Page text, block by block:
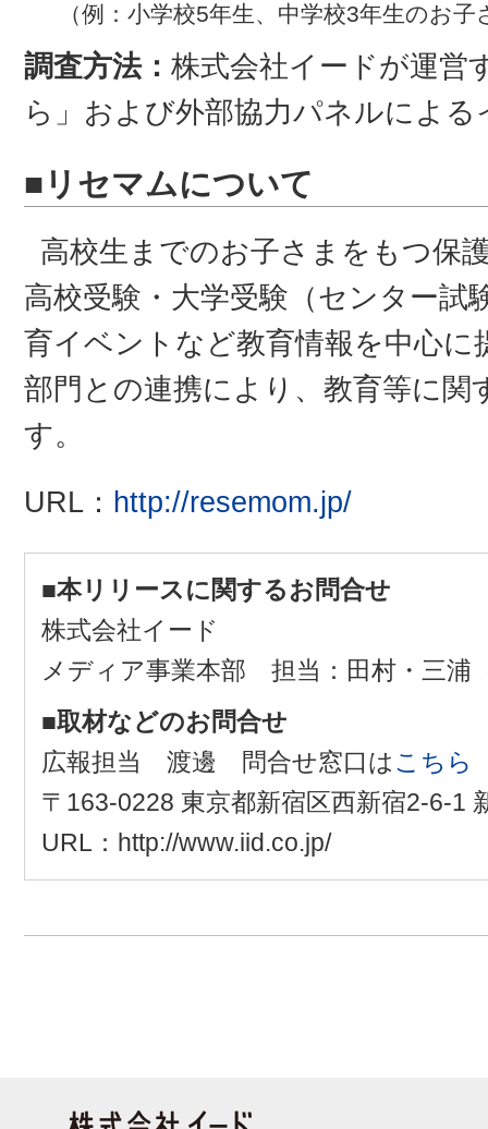
（例：小学校5年生、中学校3年生のお
調査方法： 株式会社イードが運営
ら」および外部協力パネルによ
■リセマムについて
高校生までのお子さまをもつ保
高校受験・大学受験（センター試
育イベントなど教育情報を中心
部門との連携により、教育等に
す。
URL： http://resemom.jp/
■本リリースに関するお問合せ
株式会社イード
メディア事業本部 担当：田村・三
■取材などのお問合せ
広報担当 渡邊 問合せ窓口はこちら
〒163-0228 東京都新宿区西新宿2-6-1
URL：http://www.iid.co.jp/